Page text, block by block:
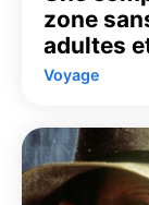
zone
adultes
Voyage